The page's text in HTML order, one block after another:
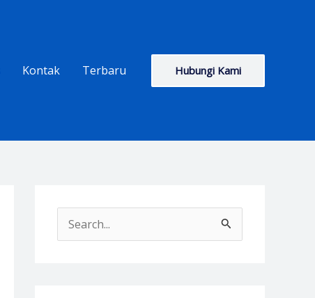
Kontak Terbaru Hubungi Kami
e